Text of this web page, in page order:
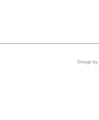
Design by